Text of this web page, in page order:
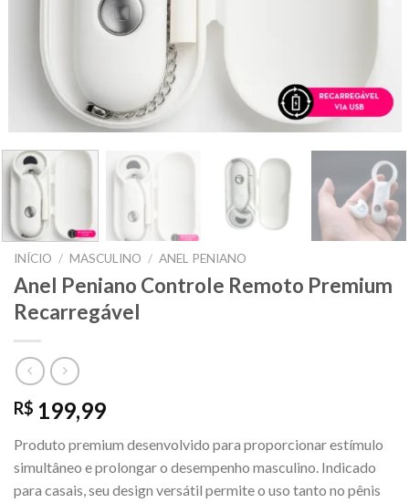
INÍCIO / MASCULINO / ANEL PENIANO
Anel Peniano Controle Remoto Premium
Recarregável
R$ 199,99
Produto premium desenvolvido para proporcionar estímulo
simultâneo e prolongar o desempenho masculino. Indicado
para casais, seu design versátil permite o uso tanto no pênis